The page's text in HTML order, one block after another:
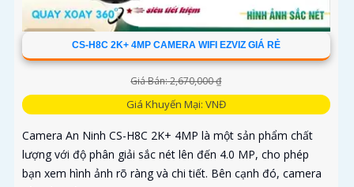
CS-H8C 2K+ 4MP CAMERA WIFI EZVIZ GIÁ RẺ
Giá Bán: 2,670,000 ₫
Giá Khuyến Mại: VNĐ
Camera An Ninh CS-H8C 2K+ 4MP là một sản phẩm chất
lượng với độ phân giải sắc nét lên đến 4.0 MP, cho phép
bạn xem hình ảnh rõ ràng và chi tiết. Bên cạnh đó, camera